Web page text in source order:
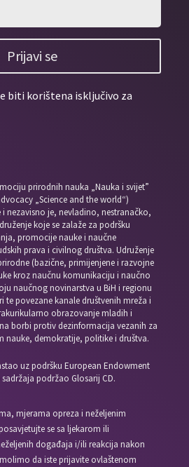
Prijavi se
biti korištena isključivo za
prirodnih nauka „Nauka i svijet”
„Science and the world“)
nezavisno je, nevladino, nestranačko,
koje se zalaže za podršku
promocije nauke i naučne
prava i civilnog društva. Udruženje
(bazične, primijenjene i razvojne
kroz naučnu komunikaciju i naučno
naučnog novinarstva u BiH i regionu
te povezane kanale društvenih mreža i
obrazovanje mladih i
borbi protiv dezinformacija vezanih za
nauke, demokratije, politike i društva.
uz podršku European Endowment
podržao Glosarij CD.
mjerama opreza i neželjenim
se sa ljekarom ili
događaja i/ili reakcija nakon
da iste prijavite ovlaštenom